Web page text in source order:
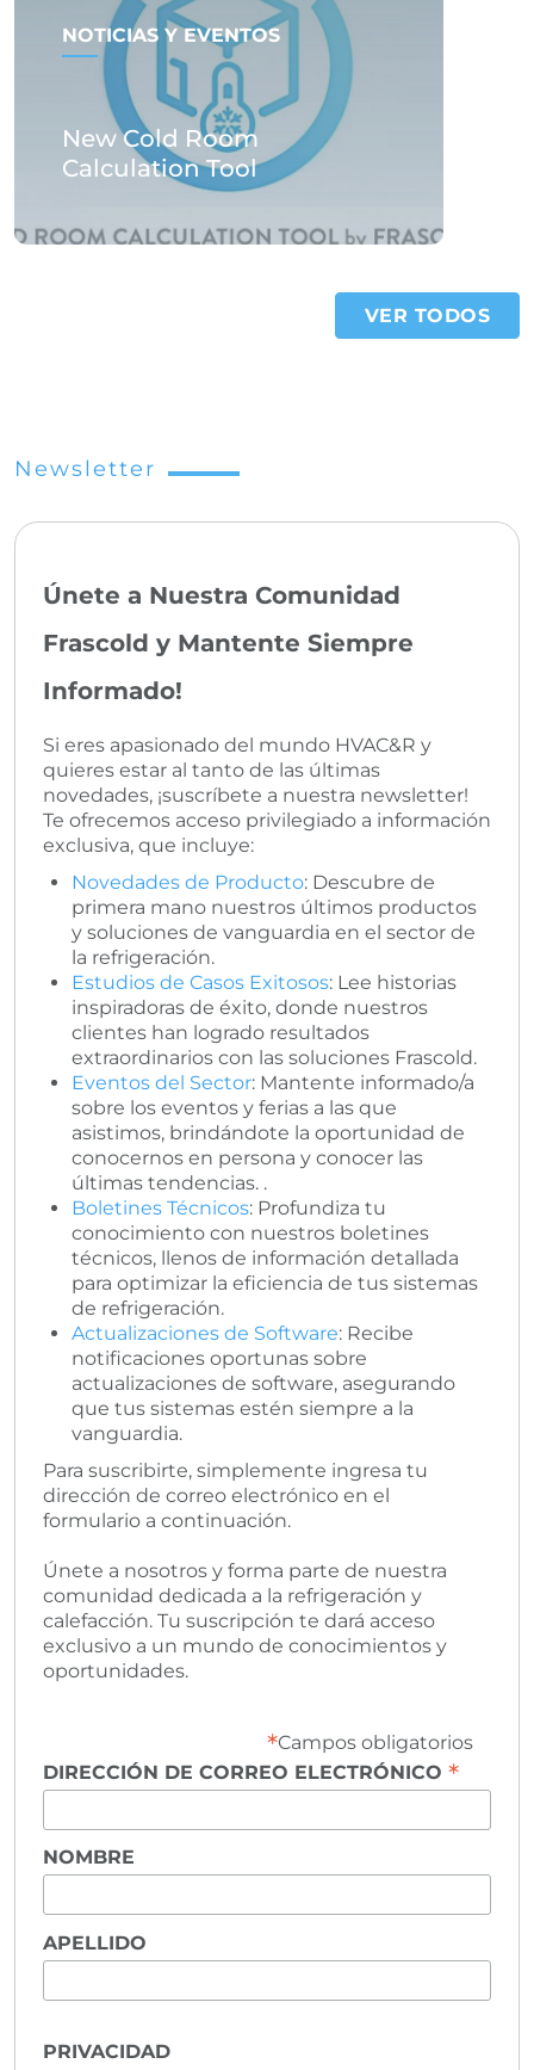
NOTICIAS Y EVENTOS
New Cold Room
Calculation Tool
VER TODOS
Newsletter
Únete a Nuestra Comunidad
Frascold y Mantente Siempre
Informado!
Si eres apasionado del mundo HVAC&R y
quieres estar al tanto de las últimas
novedades, ¡suscríbete a nuestra newsletter!
Te ofrecemos acceso privilegiado a información
exclusiva, que incluye:
Novedades de Producto: Descubre de
primera mano nuestros últimos productos
y soluciones de vanguardia en el sector de
la refrigeración.
Estudios de Casos Exitosos: Lee historias
inspiradoras de éxito, donde nuestros
clientes han logrado resultados
extraordinarios con las soluciones Frascold.
Eventos del Sector: Mantente informado/a
sobre los eventos y ferias a las que
asistimos, brindándote la oportunidad de
conocernos en persona y conocer las
últimas tendencias. .
Boletines Técnicos: Profundiza tu
conocimiento con nuestros boletines
técnicos, llenos de información detallada
para optimizar la eficiencia de tus sistemas
de refrigeración.
Actualizaciones de Software: Recibe
notificaciones oportunas sobre
actualizaciones de software, asegurando
que tus sistemas estén siempre a la
vanguardia.
Para suscribirte, simplemente ingresa tu
dirección de correo electrónico en el
formulario a continuación.
Únete a nosotros y forma parte de nuestra
comunidad dedicada a la refrigeración y
calefacción. Tu suscripción te dará acceso
exclusivo a un mundo de conocimientos y
oportunidades.
*Campos obligatorios
DIRECCIÓN DE CORREO ELECTRÓNICO *
NOMBRE
APELLIDO
PRIVACIDAD